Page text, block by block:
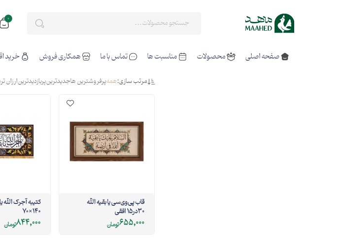
0
صفحه اصلی محصولات مناسبت ها تماس با ما همکاری فروش خرید
مرتب سازی:همهپرفروشترین هاجدیدترینپربازدیدترینارزان
قاب پی‌وی‌سی یا بقیه الله
30در15 افقی
655,000تومان
کتیبه آجرک الله
140×70
844,000تومان